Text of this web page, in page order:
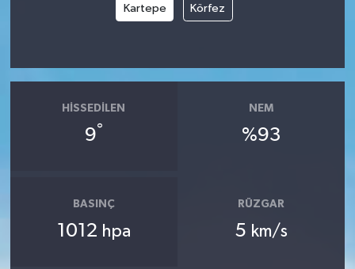
Kartepe Körfez
HISSEDILEN
9°
NEM
%93
BASINÇ
1012 hpa
RÜZGAR
5 km/s